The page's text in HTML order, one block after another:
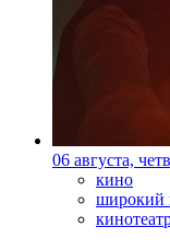
06 августа,
кино
широкий